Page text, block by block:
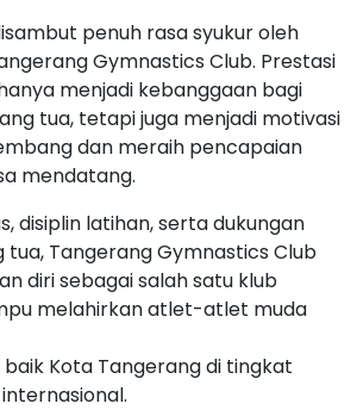
penuh rasa syukur oleh
Gymnastics Club. Prestasi
menjadi kebanggaan bagi
tua, tetapi juga menjadi motivasi
dan meraih pencapaian
mendatang.
disiplin latihan, serta dukungan
Tangerang Gymnastics Club
diri sebagai salah satu klub
melahirkan atlet-atlet muda
Kota Tangerang di tingkat